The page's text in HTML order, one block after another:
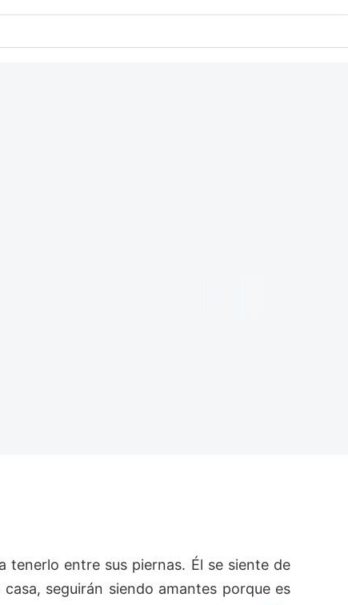
tenerlo entre sus piernas. Él se siente de
seguirán siendo amantes porque es